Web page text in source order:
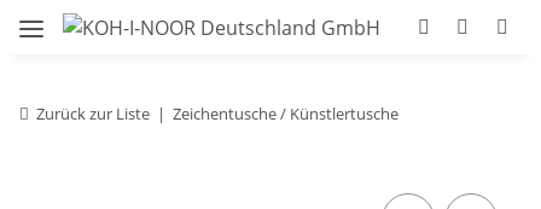
Zurück zur Liste Zeichentusche / Künstlertusche